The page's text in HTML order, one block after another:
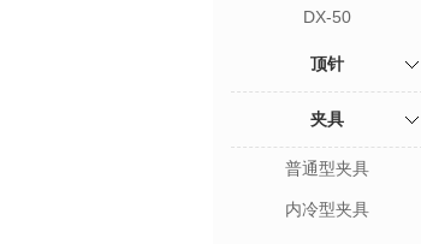
DX-50
顶针
夹具
普通型夹具
内冷型夹具